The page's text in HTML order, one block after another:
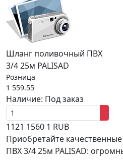
Шланг поливочный ПВХ
3/4 25м PALISAD
Розница
1 559.55
Наличие: Под заказ
1121 1560 1 RUB
Приобретайте
ПВХ 3/4 25м PALISAD: